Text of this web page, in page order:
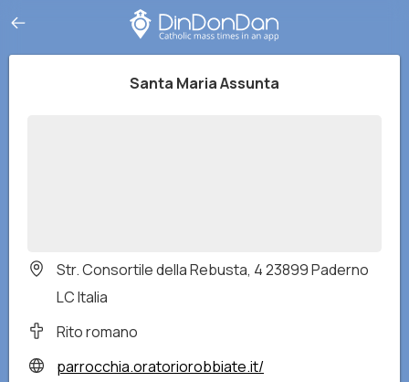
Santa Maria Assunta
Str. Consortile della Rebusta, 4 23899 Paderno
LC Italia
Rito romano
parrocchia.oratoriorobbiate.it/